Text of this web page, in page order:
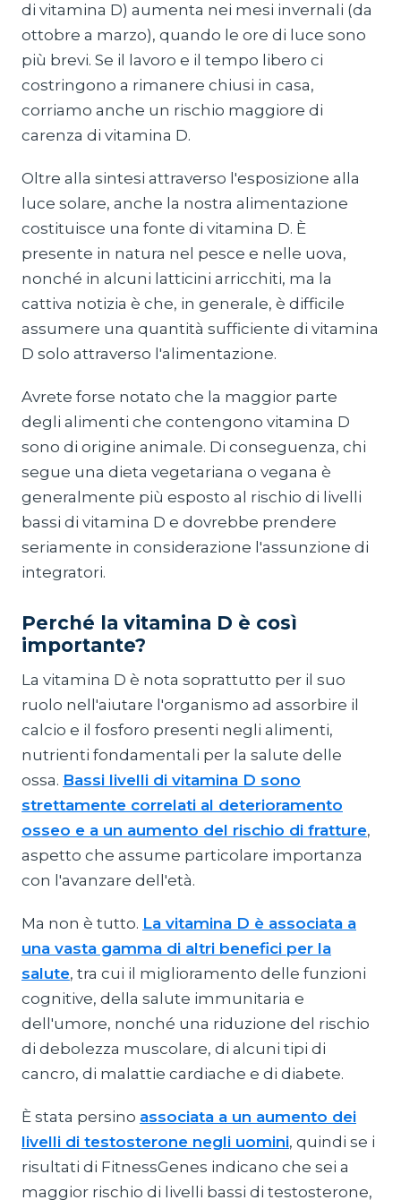
di vitamina D) aumenta nei mesi invernali (da
ottobre a marzo), quando le ore di luce sono
più brevi. Se il lavoro e il tempo libero ci
costringono a rimanere chiusi in casa,
corriamo anche un rischio maggiore di
carenza di vitamina D.
Oltre alla sintesi attraverso l'esposizione alla
luce solare, anche la nostra alimentazione
costituisce una fonte di vitamina D. È
presente in natura nel pesce e nelle uova,
nonché in alcuni latticini arricchiti, ma la
cattiva notizia è che, in generale, è difficile
assumere una quantità sufficiente di vitamina
D solo attraverso l'alimentazione.
Avrete forse notato che la maggior parte
degli alimenti che contengono vitamina D
sono di origine animale. Di conseguenza, chi
segue una dieta vegetariana o vegana è
generalmente più esposto al rischio di livelli
bassi di vitamina D e dovrebbe prendere
seriamente in considerazione l'assunzione di
integratori.
Perché la vitamina D è così
importante?
La vitamina D è nota soprattutto per il suo
ruolo nell'aiutare l'organismo ad assorbire il
calcio e il fosforo presenti negli alimenti,
nutrienti fondamentali per la salute delle
ossa. Bassi livelli di vitamina D sono
strettamente correlati al deterioramento
osseo e a un aumento del rischio di fratture,
aspetto che assume particolare importanza
con l'avanzare dell'età.
Ma non è tutto. La vitamina D è associata a
una vasta gamma di altri benefici per la
salute, tra cui il miglioramento delle funzioni
cognitive, della salute immunitaria e
dell'umore, nonché una riduzione del rischio
di debolezza muscolare, di alcuni tipi di
cancro, di malattie cardiache e di diabete.
È stata persino associata a un aumento dei
livelli di testosterone negli uomini, quindi se i
risultati di FitnessGenes indicano che sei a
maggior rischio di livelli bassi di testosterone,